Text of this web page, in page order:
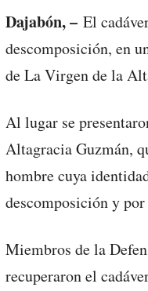
Dajabón, – El
descomposición, en
de La Virgen de la
Al lugar se
Altagracia Guzmán,
hombre cuya
descomposición y
Miembros de la
recuperaron el